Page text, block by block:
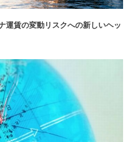
運賃の変動リスクへの新しいヘッ